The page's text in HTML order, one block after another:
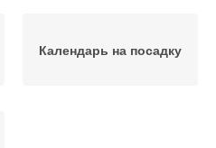
Календарь на посадку